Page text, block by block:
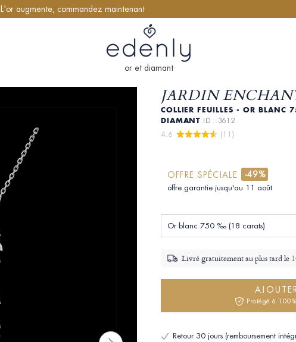
L'or augmente, commandez maintenant
or et diamant
JARDIN
COLLIER FEUILLES - OR BLANC
DIAMANT ID : 3612
4.6
(11)
OFFRE SPÉCIALE -49%
offre garantie jusqu'au 11 août
Or blanc 750 ‰ (18 carats)
Livré gratuitement au plus tard le
Protégé à
Retour 30 jours (remboursement